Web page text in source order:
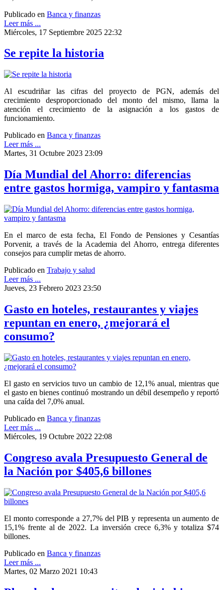
Publicado en Banca y finanzas
Leer más ...
Miércoles, 17 Septiembre 2025 22:32
Se repite la historia
Al escudriñar las cifras del proyecto de PGN, además del
crecimiento desproporcionado del monto del mismo, llama la
atención el crecimiento de la asignación a los gastos de
funcionamiento.
Publicado en Banca y finanzas
Leer más ...
Martes, 31 Octubre 2023 23:09
Día Mundial del Ahorro: diferencias
entre gastos hormiga, vampiro y fantasma
En el marco de esta fecha, El Fondo de Pensiones y Cesantías
Porvenir, a través de la Academia del Ahorro, entrega diferentes
consejos para cumplir metas de ahorro.
Publicado en Trabajo y salud
Leer más ...
Jueves, 23 Febrero 2023 23:50
Gasto en hoteles, restaurantes y viajes
repuntan en enero, ¿mejorará el
consumo?
El gasto en servicios tuvo un cambio de 12,1% anual, mientras que
el gasto en bienes continuó mostrando un débil desempeño y reportó
una caída del 7,0% anual.
Publicado en Banca y finanzas
Leer más ...
Miércoles, 19 Octubre 2022 22:08
Congreso avala Presupuesto General de
la Nación por $405,6 billones
El monto corresponde a 27,7% del PIB y representa un aumento de
15,1% frente al de 2022. La inversión crece 6,3% y totaliza $74
billones.
Publicado en Banca y finanzas
Leer más ...
Martes, 02 Marzo 2021 10:43